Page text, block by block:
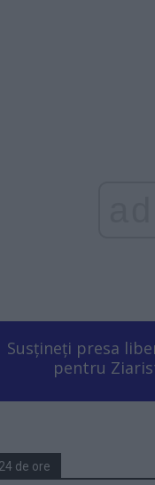
Susțineți presa
pentru
24 de ore